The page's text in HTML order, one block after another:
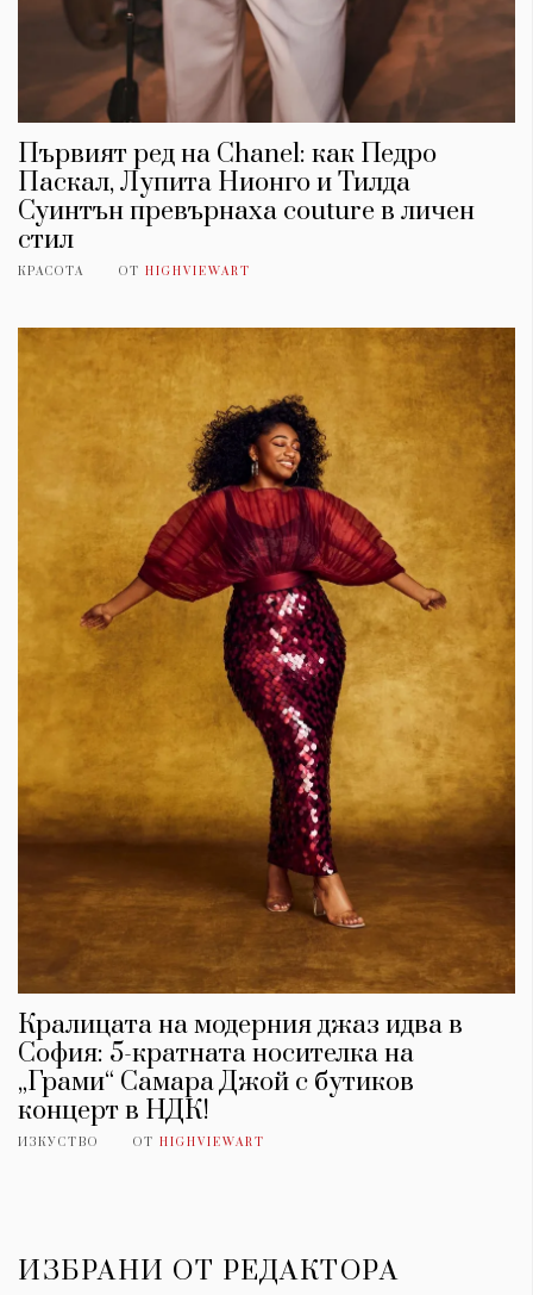
Първият ред на Chanel: как Педро
Паскал, Лупита Нионго и Тилда
Суинтън превърнаха couture в личен
стил
КРАСОТА ОТ HIGHVIEWART
Кралицата на модерния джаз идва в
София: 5-кратната носителка на
„Грами“ Самара Джой с бутиков
концерт в НДК!
ИЗКУСТВО ОТ HIGHVIEWART
ИЗБРАНИ ОТ РЕДАКТОРА